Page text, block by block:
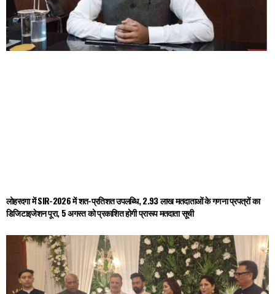
लोहरदगा में SIR-2026 में शत-प्रतिशत उपलब्धि, 2.93 लाख मतदाताओं के गणना प्रपत्रों का
डिजिटाइजेशन पूरा, 5 अगस्त को प्रकाशित होगी प्रारूप मतदाता सूची